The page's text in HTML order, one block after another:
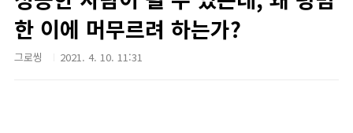
한 이에 머무르려 하는가?
그로씽 2021. 4. 10. 11:31